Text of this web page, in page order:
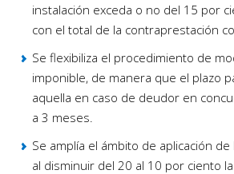
instalación exceda o no del 15 por
con el total de la contraprestación
Se flexibiliza el procedimiento de
imponible, de manera que el plazo
aquella en caso de deudor en
a 3 meses.
Se amplía el ámbito de aplicación
al disminuir del 20 al 10 por ciento